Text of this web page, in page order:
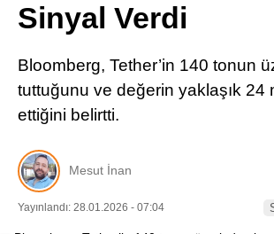
Sinyal Verdi
Bloomberg, Tether’in 140 tonun
tuttuğunu ve değerin yaklaşık 24
ettiğini belirtti.
Mesut İnan
Yayınlandı: 28.01.2026 - 07:04